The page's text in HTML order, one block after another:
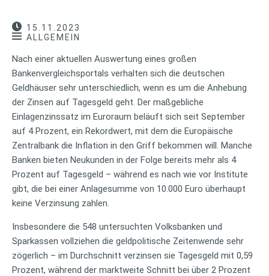
15.11.2023
ALLGEMEIN
Nach einer aktuellen Auswertung eines großen
Bankenvergleichsportals verhalten sich die deutschen
Geldhäuser sehr unterschiedlich, wenn es um die Anhebung
der Zinsen auf Tagesgeld geht. Der maßgebliche
Einlagenzinssatz im Euroraum beläuft sich seit September
auf 4 Prozent, ein Rekordwert, mit dem die Europäische
Zentralbank die Inflation in den Griff bekommen will. Manche
Banken bieten Neukunden in der Folge bereits mehr als 4
Prozent auf Tagesgeld – während es nach wie vor Institute
gibt, die bei einer Anlagesumme von 10.000 Euro überhaupt
keine Verzinsung zahlen.
Insbesondere die 548 untersuchten Volksbanken und
Sparkassen vollziehen die geldpolitische Zeitenwende sehr
zögerlich – im Durchschnitt verzinsen sie Tagesgeld mit 0,59
Prozent, während der marktweite Schnitt bei über 2 Prozent